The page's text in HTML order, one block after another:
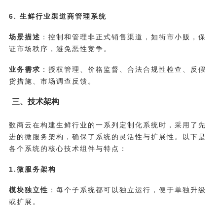
6. 生鲜行业渠道商管理系统
场景描述 ：控制和管理非正式销售渠道，如街市小贩，保
证市场秩序，避免恶性竞争。
业务需求 ：授权管理、价格监督、合法合规性检查、反假
货措施、市场调查反馈。
三、技术架构
数商云在构建生鲜行业的一系列定制化系统时，采用了先
进的微服务架构，确保了系统的灵活性与扩展性。以下是
各个系统的核心技术组件与特点：
1.微服务架构
模块独立性 ：每个子系统都可以独立运行，便于单独升级
或扩展。